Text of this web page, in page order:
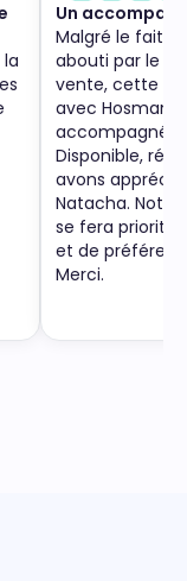
Un
Malgré le fait
abouti par le
vente, cette
avec Hosman
accompagnée
Disponible, ré-
avons
Natacha.
se fera
et de
Merci.